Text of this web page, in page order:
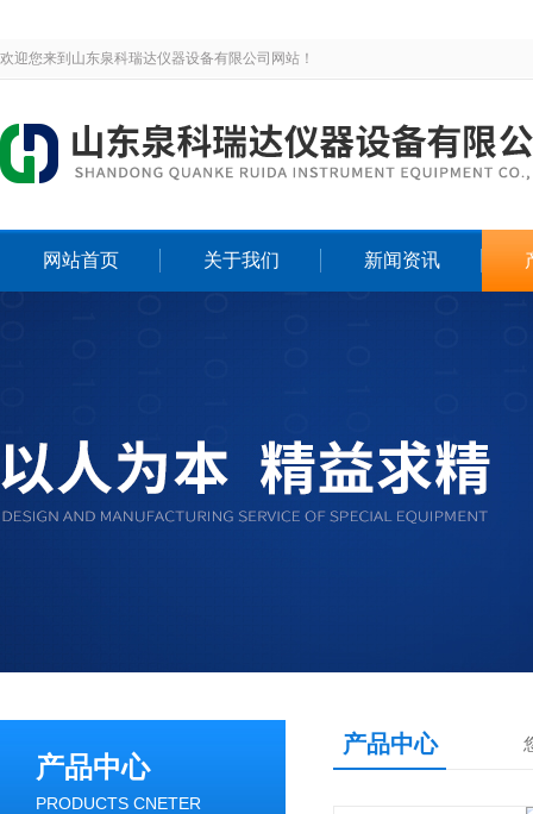
欢迎您来到山东泉科瑞达仪器设备有限公司网站！
网站首页 关于我们 新闻资讯
产品中心
PRODUCTS CNETER
产品中心